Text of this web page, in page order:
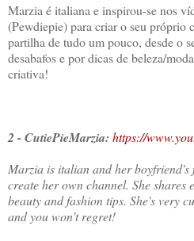
Marzia é italiana e inspirou-se nos
(Pewdiepie) para criar o seu próprio
partilha de tudo um pouco, desde o
desabafos e por dicas de beleza/
criativa!
2 - CutiePieMarzia: https://
Marzia is italian and her boyfriend's
create her own channel. She shares
beauty and fashion tips. She's very
and you won't regret!